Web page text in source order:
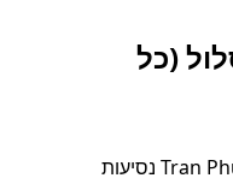
(כל
100 Tran Phu Ha Giang – 2,938 נסיעות